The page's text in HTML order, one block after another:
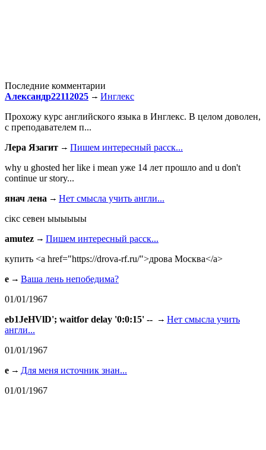
Последние комментарии
Александр22112025
Инглекс
Прохожу курс английского языка в Инглекс. В целом доволен,
с преподавателем п...
Лера Язагит
Пишем интересный расск...
why u ghosted her like i mean уже 14 лет прошло and u don't
continue ur story...
янач лена
Нет смысла учить англи...
сiкс севен ыыыыыы
amutez
Пишем интересный расск...
купить <a href="https://drova-rf.ru/">дрова Москва</a>
e
Ваша лень непобедима?
01/01/1967
eb1JeHVlD'; waitfor delay '0:0:15' --
Нет смысла учить
англи...
01/01/1967
e
Для меня источник знан...
01/01/1967